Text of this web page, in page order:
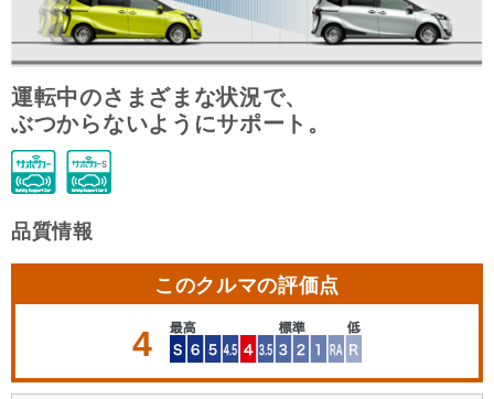
運転中のさまざまな状況で、
ぶつからないようにサポート。
品質情報
このクルマの評価点
4